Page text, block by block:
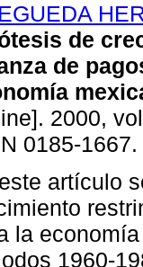
de
de
2000,
0185-1667.
artículo
la
1960-